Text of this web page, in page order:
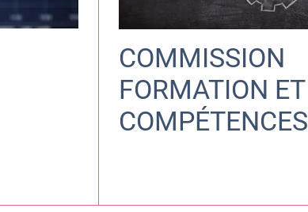
COMMISSION
FORMATION ET
COMPÉTENCES